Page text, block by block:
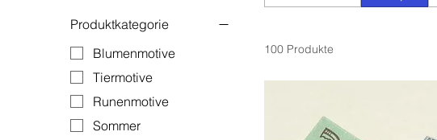
Produktkategorie
Blumenmotive
Tiermotive
Runenmotive
Sommer
100 Produkte